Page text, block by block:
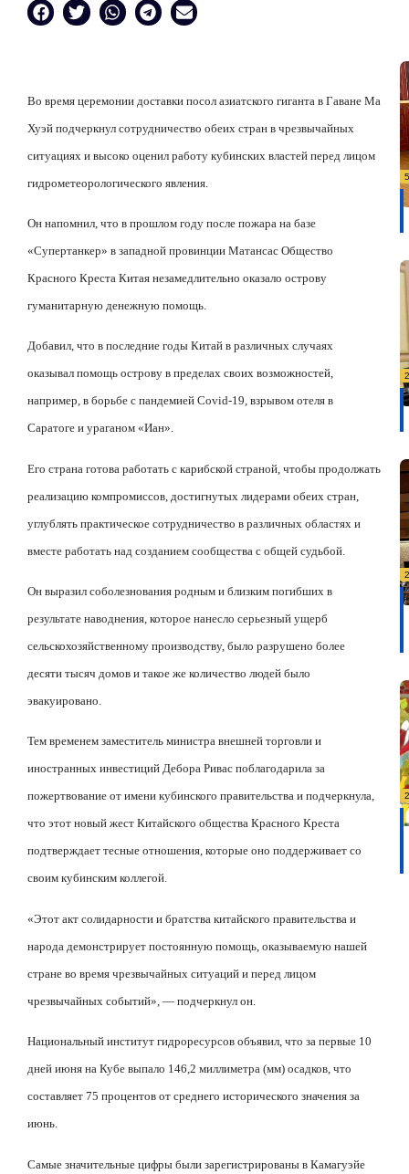
Во время церемонии доставки посол азиатского гиганта в Гаване Ма
Хуэй подчеркнул сотрудничество обеих стран в чрезвычайных
ситуациях и высоко оценил работу кубинских властей перед лицом
гидрометеорологического явления.
Он напомнил, что в прошлом году после пожара на базе
«Супертанкер» в западной провинции Матансас Общество
Красного Креста Китая незамедлительно оказало острову
гуманитарную денежную помощь.
Добавил, что в последние годы Китай в различных случаях
оказывал помощь острову в пределах своих возможностей,
например, в борьбе с пандемией Covid-19, взрывом отеля в
Саратоге и ураганом «Иан».
Его страна готова работать с карибской страной, чтобы продолжать
реализацию компромиссов, достигнутых лидерами обеих стран,
углублять практическое сотрудничество в различных областях и
вместе работать над созданием сообщества с общей судьбой.
Он выразил соболезнования родным и близким погибших в
результате наводнения, которое нанесло серьезный ущерб
сельскохозяйственному производству, было разрушено более
десяти тысяч домов и такое же количество людей было
эвакуировано.
Тем временем заместитель министра внешней торговли и
иностранных инвестиций Дебора Ривас поблагодарила за
пожертвование от имени кубинского правительства и подчеркнула,
что этот новый жест Китайского общества Красного Креста
подтверждает тесные отношения, которые оно поддерживает со
своим кубинским коллегой.
«Этот акт солидарности и братства китайского правительства и
народа демонстрирует постоянную помощь, оказываемую нашей
стране во время чрезвычайных ситуаций и перед лицом
чрезвычайных событий», — подчеркнул он.
Национальный институт гидроресурсов объявил, что за первые 10
дней июня на Кубе выпало 146,2 миллиметра (мм) осадков, что
составляет 75 процентов от среднего исторического значения за
июнь.
Самые значительные цифры были зарегистрированы в Камагуэйе